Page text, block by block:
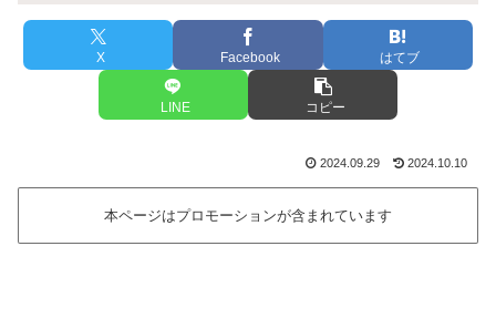
X Facebook はてブ
LINE コピー
2024.09.29 2024.10.10
本ページはプロモーションが含まれています